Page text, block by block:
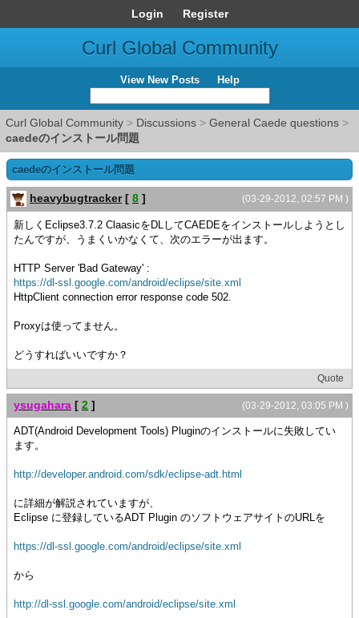
Login Register
Curl Global Community
View New Posts Help
Curl Global Community > Discussions > General Caede questions >
caedeのインストール問題
caedeのインストール問題
(03-29-2012, 02:57 PM )
heavybugtracker [ 8 ]
新しくEclipse3.7.2 ClaasicをDLしてCAEDEをインストールしようとし
たんですが、うまくいかなくて、次のエラーが出ます。
HTTP Server 'Bad Gateway' :
https://dl-ssl.google.com/android/eclipse/site.xml
HttpClient connection error response code 502.
Proxyは使ってません。
どうすればいいですか？
Quote
(03-29-2012, 03:05 PM )
ysugahara [ 2 ]
ADT(Android Development Tools) Pluginのインストールに失敗してい
ます。
http://developer.android.com/sdk/eclipse-adt.html
に詳細が解説されていますが、
Eclipse に登録しているADT Plugin のソフトウェアサイトのURLを
https://dl-ssl.google.com/android/eclipse/site.xml
から
http://dl-ssl.google.com/android/eclipse/site.xml